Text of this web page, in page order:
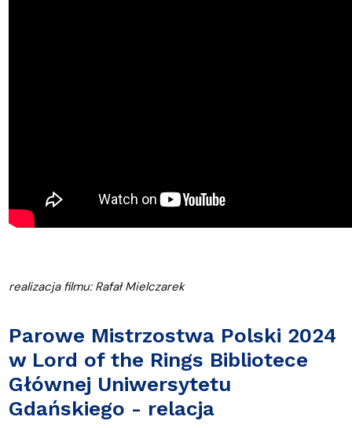
realizacja filmu: Rafał Mielczarek
Parowe Mistrzostwa Polski 2024
w Lord of the Rings Bibliotece
Głównej Uniwersytetu
Gdańskiego - relacja